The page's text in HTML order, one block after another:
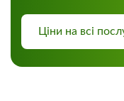
Ціни на всі